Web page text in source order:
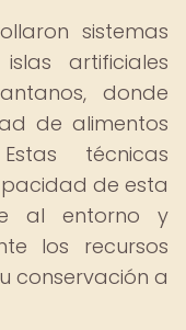
sistemas
artificiales
donde
de alimentos
técnicas
de esta
al entorno y
los recursos
conservación a